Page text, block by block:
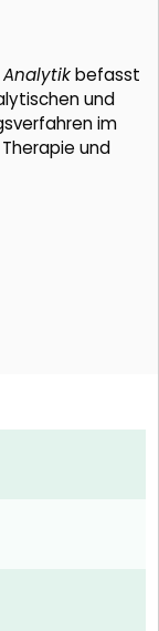
befasst
und
im
und